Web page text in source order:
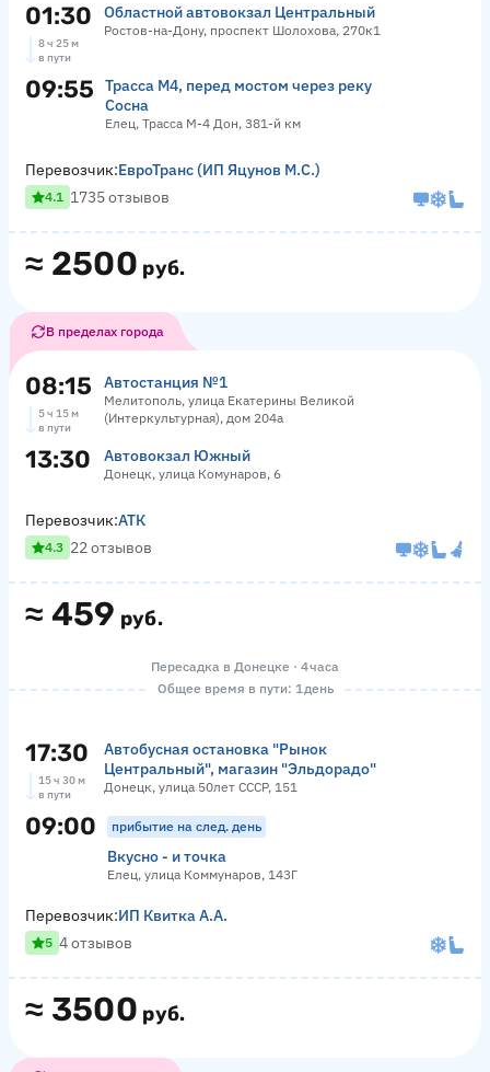
01:30 Областной автовокзал Центральный
Ростов-на-Дону, проспект Шолохова, 270к1
8 ч 25 м
в пути
09:55
Трасса М4, перед мостом через реку
Сосна
Елец, Трасса М-4 Дон, 381-й км
≈ 2500 руб.
Перевозчик:ЕвроТранс (ИП Яцунов М.С.)
4.1 1735 отзывов
В пределах города
08:15 Автостанция №1
Мелитополь, улица Екатерины Великой
(Интеркультурная), дом 204а
5 ч 15 м
в пути
13:30 Автовокзал Южный
Донецк, улица Комунаров, 6
≈ 459 руб.
Перевозчик:АТК
4.3 22 отзывов
Пересадка в Донецке · 4 часа
Общее время в пути: 1 день
17:30
Автобусная остановка "Рынок
Центральный", магазин "Эльдорадо"
Донецк, улица 50лет СССР, 151
15 ч 30 м
в пути
09:00 прибытие на след. день
Вкусно - и точка
Елец, улица Коммунаров, 143Г
≈ 3500 руб.
Перевозчик:ИП Квитка А.А.
5 4 отзывов